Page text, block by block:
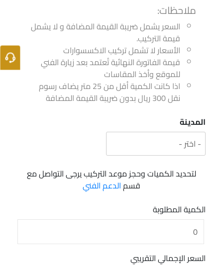
ملاحظات:
السعر يشمل ضريبة القيمة المضافة و لا يشمل
قيمة التركيب.
الأسعار لا تشمل تركيب الاكسسوارات
قيمة الفاتورة النهائية تُعتمد بعد زيارة الفني
للموقع وأخذ المقاسات
اذا كانت الكمية أقل من 25 متر يضاف رسوم
نقل 300 ريال بدون ضريبة القيمة المضافة
المدينة
لتحديد الكميات وحجز موعد التركيب يرجى التواصل مع
قسمالدعم الفني
الكمية المطلوبة
السعر الإجمالي التقريبي